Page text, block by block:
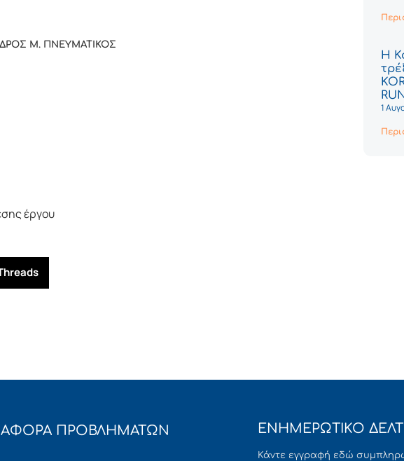
Μ. ΠΝΕΥΜΑΤΙΚΟΣ
Η
RUN
1
έργου
ΠΡΟΒΛΗΜΑΤΩΝ ΕΝΗΜΕΡΩΤΙΚΟ
Κάντε εγγραφή εδώ